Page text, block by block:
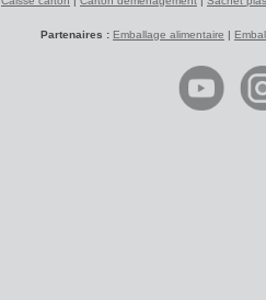
Partenaires : Emballage alimentaire |